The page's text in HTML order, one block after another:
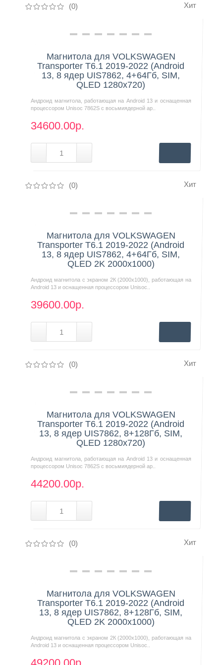
(0) Хит
Нашли дешевле?
Магнитола для VOLKSWAGEN
Transporter T6.1 2019-2022 (Android
13, 8 ядер UIS7862, 4+64Гб, SIM,
QLED 1280x720)
Андроид магнитола, работающая на Android 13 и оснащенная
процессором Unisoc 7862S с восьмиядерной ар..
34600.00р.
(0) Хит
Нашли дешевле?
Магнитола для VOLKSWAGEN
Transporter T6.1 2019-2022 (Android
13, 8 ядер UIS7862, 4+64Гб, SIM,
QLED 2K 2000x1000)
Андроид магнитола с экраном 2К (2000х1000), работающая на
Android 13 и оснащенная процессором Unisoc..
39600.00р.
(0) Хит
Нашли дешевле?
Магнитола для VOLKSWAGEN
Transporter T6.1 2019-2022 (Android
13, 8 ядер UIS7862, 8+128Гб, SIM,
QLED 1280x720)
Андроид магнитола, работающая на Android 13 и оснащенная
процессором Unisoc 7862S с восьмиядерной ар..
44200.00р.
(0) Хит
Нашли дешевле?
Магнитола для VOLKSWAGEN
Transporter T6.1 2019-2022 (Android
13, 8 ядер UIS7862, 8+128Гб, SIM,
QLED 2K 2000x1000)
Андроид магнитола с экраном 2К (2000х1000), работающая на
Android 13 и оснащенная процессором Unisoc..
49200.00р.